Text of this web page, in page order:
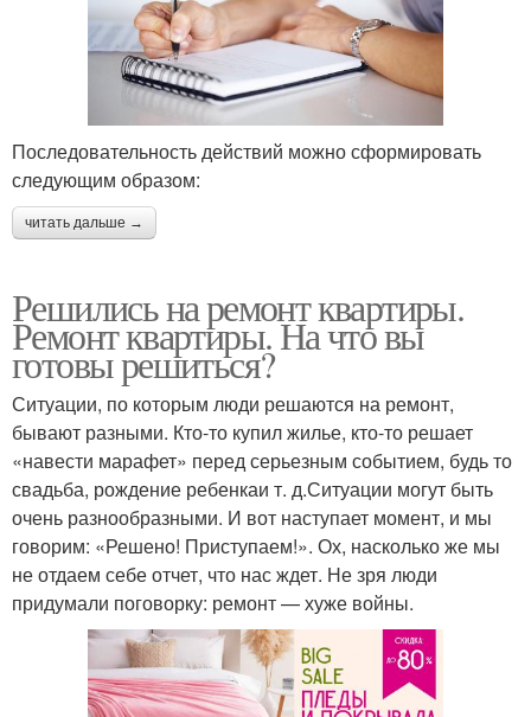
Последовательность действий можно сформировать
следующим образом:
читать дальше →
Решились на ремонт квартиры.
Ремонт квартиры. На что вы
готовы решиться?
Ситуации, по которым люди решаются на ремонт,
бывают разными. Кто-то купил жилье, кто-то решает
«навести марафет» перед серьезным событием, будь то
свадьба, рождение ребенкаи т. д.Ситуации могут быть
очень разнообразными. И вот наступает момент, и мы
говорим: «Решено! Приступаем!». Ох, насколько же мы
не отдаем себе отчет, что нас ждет. Не зря люди
придумали поговорку: ремонт — хуже войны.